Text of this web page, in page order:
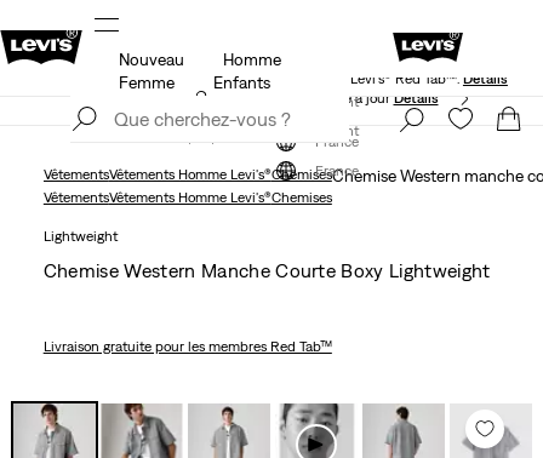
-20% Détails
Livraison gratuite pour les membres du
Levi’s® Red Tab™. Détails
S'inscrire maintenant
France
Nouveau
Homme
Femme
Enfants
Politique de livraison et de retours Mise à jour Détails
S'inscrire maintenant
France
VêtementsVêtements Homme Levi's®ChemisesChemise Western manche
VêtementsVêtements Homme Levi's®Chemises
Lightweight
Chemise Western Manche Courte Boxy Lightweight
Livraison gratuitepour les membres Red Tab™